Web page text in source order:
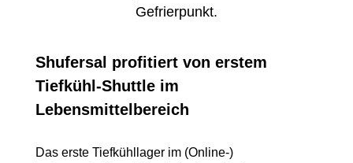
Gefrierpunkt.
Shufersal profitiert von erstem
Tiefkühl-Shuttle im
Lebensmittelbereich
Das erste Tiefkühllager im (Online-)